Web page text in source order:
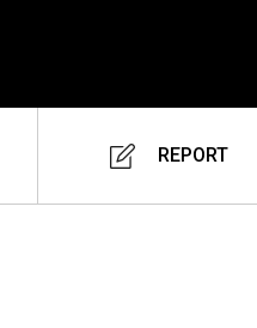
REPORT